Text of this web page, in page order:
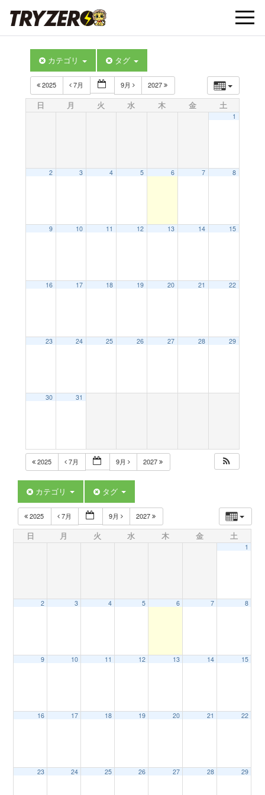
t
o
カテゴリ タグ
2025 7月 9月 2027
日 月 火 水 木 金 土
1
2 3 4 5 6 7 8
9 10 11 12 13 14 15
16 17 18 19 20 21 22
23 24 25 26 27 28 29
30 31
2025 7月 9月 2027
カテゴリ タグ
2025 7月 9月 2027
日 月 火 水 木 金 土
1
2 3 4 5 6 7 8
9 10 11 12 13 14 15
16 17 18 19 20 21 22
23 24 25 26 27 28 29